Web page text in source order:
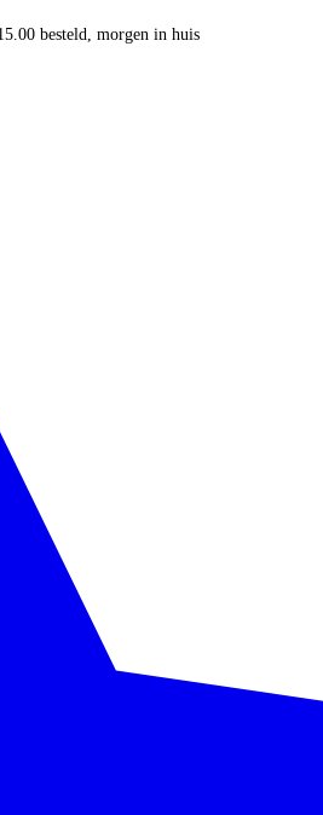
besteld, morgen in huis